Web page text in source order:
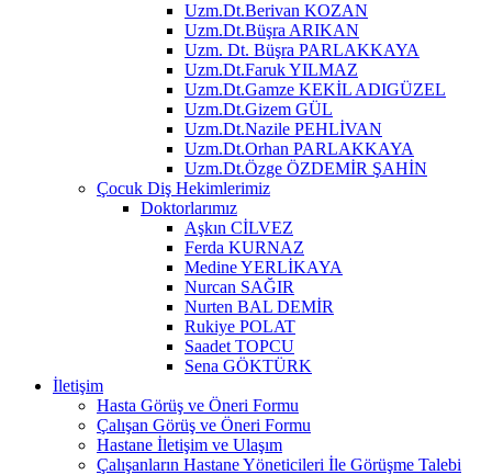
Uzm.Dt.Berivan KOZAN
Uzm.Dt.Büşra ARIKAN
Uzm. Dt. Büşra PARLAKKAYA
Uzm.Dt.Faruk YILMAZ
Uzm.Dt.Gamze KEKİL ADIGÜZEL
Uzm.Dt.Gizem GÜL
Uzm.Dt.Nazile PEHLİVAN
Uzm.Dt.Orhan PARLAKKAYA
Uzm.Dt.Özge ÖZDEMİR ŞAHİN
Çocuk Diş Hekimlerimiz
Doktorlarımız
Aşkın CİLVEZ
Ferda KURNAZ
Medine YERLİKAYA
Nurcan SAĞIR
Nurten BAL DEMİR
Rukiye POLAT
Saadet TOPCU
Sena GÖKTÜRK
İletişim
Hasta Görüş ve Öneri Formu
Çalışan Görüş ve Öneri Formu
Hastane İletişim ve Ulaşım
Çalışanların Hastane Yöneticileri İle Görüşme Talebi